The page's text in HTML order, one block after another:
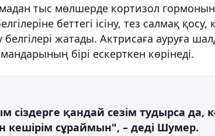
тыс мөлшерде кортизол гормонын
беттегі ісіну, тез салмақ
белгілері жатады. Актрисаға ауруға
бірі ескерткен көрінеді.
сіздерге қандай сезім тудырса да,
кешірім сұраймын", – деді Шумер.